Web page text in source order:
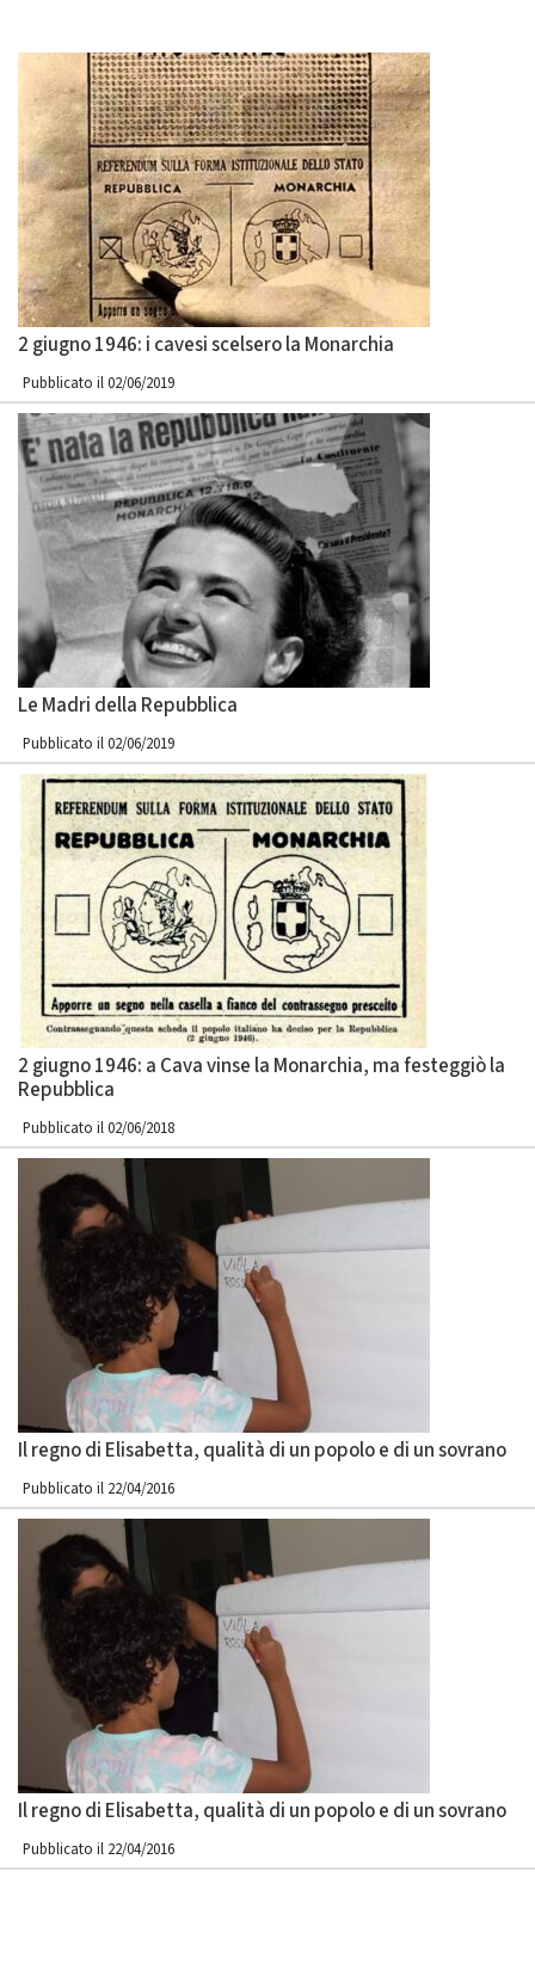
2 giugno 1946: i cavesi scelsero la Monarchia
Pubblicato il 02/06/2019
Le Madri della Repubblica
Pubblicato il 02/06/2019
2 giugno 1946: a Cava vinse la Monarchia, ma festeggiò la
Repubblica
Pubblicato il 02/06/2018
Il regno di Elisabetta, qualità di un popolo e di un sovrano
Pubblicato il 22/04/2016
Il regno di Elisabetta, qualità di un popolo e di un sovrano
Pubblicato il 22/04/2016